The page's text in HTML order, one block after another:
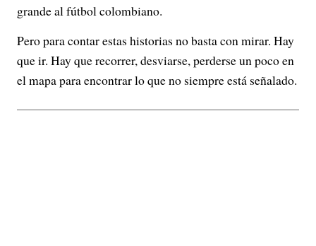
grande al fútbol colombiano.
Pero para contar estas historias no basta con mirar. Hay
que ir. Hay que recorrer, desviarse, perderse un poco en
el mapa para encontrar lo que no siempre está señalado.